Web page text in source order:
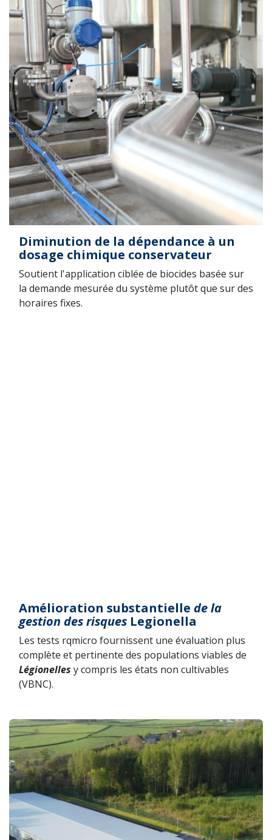
Diminution de la dépendance à un
dosage chimique conservateur
Soutient l'application ciblée de biocides basée sur
la demande mesurée du système plutôt que sur des
horaires fixes.
Amélioration substantielle de la
gestion des risques Legionella
Les tests rqmicro fournissent une évaluation plus
complète et pertinente des populations viables de
Légionelles y compris les états non cultivables
(VBNC).